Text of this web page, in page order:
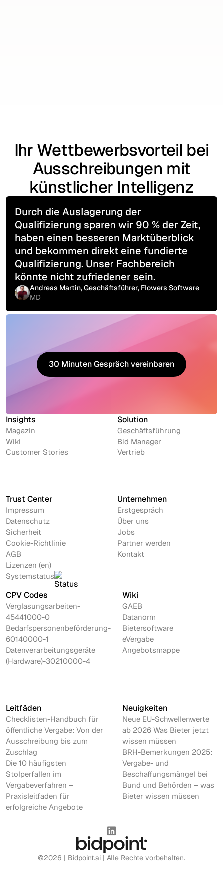
Ihr Wettbewerbsvorteil bei
Ausschreibungen mit
künstlicher Intelligenz
Durch die Auslagerung der
Qualifizierung sparen wir 90 % der Zeit,
haben einen besseren Marktüberblick
und bekommen direkt eine fundierte
Qualifizierung. Unser Fachbereich
könnte nicht zufriedener sein.
Andreas Martin, Geschäftsführer, Flowers Software
MD
30 Minuten Gespräch vereinbaren
30 Minuten Gespräch vereinbaren
Insights
Magazin
Wiki
Customer Stories
Solution
Geschäftsführung
Bid Manager
Vertrieb
Trust Center
Impressum
Datenschutz
Sicherheit
Cookie-Richtlinie
AGB
Lizenzen (en)
Systemstatus
Unternehmen
Erstgespräch
Über uns
Jobs
Partner werden
Kontakt
CPV Codes
Verglasungsarbeiten-
45441000-0
Bedarfspersonenbeförderung-
60140000-1
Datenverarbeitungsgeräte
(Hardware)-30210000-4
Wiki
GAEB
Datanorm
Bietersoftware
eVergabe
Angebotsmappe
Leitfäden
Checklisten-Handbuch für
öffentliche Vergabe: Von der
Ausschreibung bis zum
Zuschlag
Die 10 häufigsten
Stolperfallen im
Vergabeverfahren –
Praxisleitfaden für
erfolgreiche Angebote
Neuigkeiten
Neue EU-Schwellenwerte
ab 2026 Was Bieter jetzt
wissen müssen
BRH-Bemerkungen 2025:
Vergabe- und
Beschaffungsmängel bei
Bund und Behörden – was
Bieter wissen müssen
©2026 | Bidpoint.ai | Alle Rechte vorbehalten.